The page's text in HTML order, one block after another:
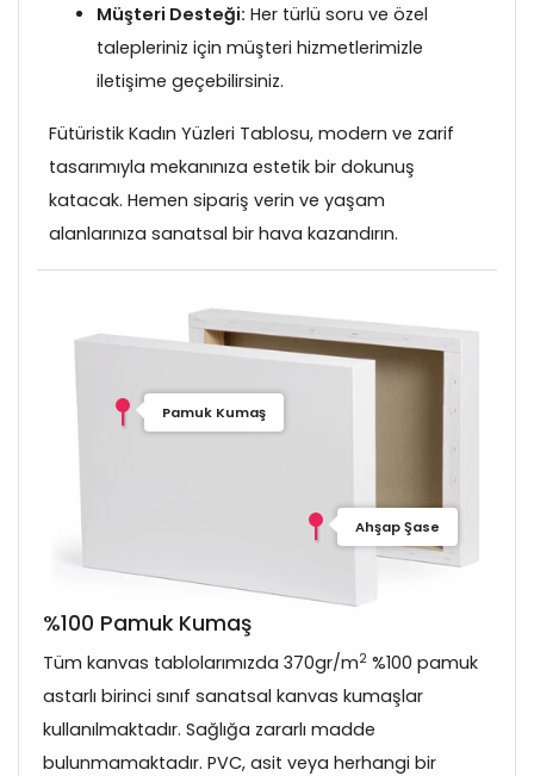
Müşteri Desteği: Her türlü soru ve özel
talepleriniz için müşteri hizmetlerimizle
iletişime geçebilirsiniz.
Fütüristik Kadın Yüzleri Tablosu, modern ve zarif
tasarımıyla mekanınıza estetik bir dokunuş
katacak. Hemen sipariş verin ve yaşam
alanlarınıza sanatsal bir hava kazandırın.
Pamuk Kumaş
Ahşap Şase
%100 Pamuk Kumaş
Tüm kanvas tablolarımızda 370gr/m2 %100 pamuk
astarlı birinci sınıf sanatsal kanvas kumaşlar
kullanılmaktadır. Sağlığa zararlı madde
bulunmamaktadır. PVC, asit veya herhangi bir